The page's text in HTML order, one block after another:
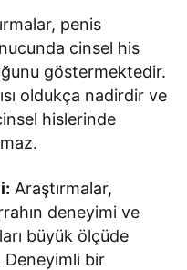
penis
cinsel his
göstermektedir.
oldukça nadirdir ve
hislerinde
Araştırmalar,
deneyimi ve
büyük ölçüde
bir